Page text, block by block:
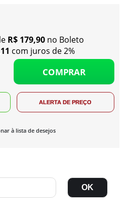
R$ 179,90 no Boleto
com juros de 2%
COMPRAR
à lista de desejos